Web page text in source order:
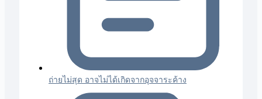
ถ่ายไม่สุด อาจไม่ได้เกิดจากอุจจาระค้าง